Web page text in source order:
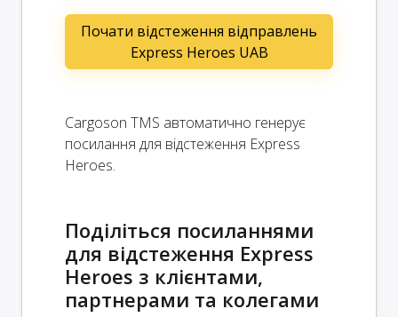
Почати відстеження відправлень
Express Heroes UAB
Cargoson TMS автоматично генерує
посилання для відстеження Express
Heroes.
Поділіться посиланнями
для відстеження Express
Heroes з клієнтами,
партнерами та колегами